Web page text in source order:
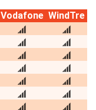
Vodafone WindTre